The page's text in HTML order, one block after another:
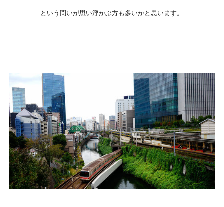
という問いが思い浮かぶ方も多いかと思います。